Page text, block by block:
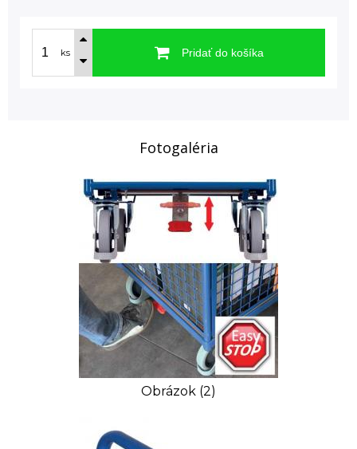
ks Pridať do košíka
Fotogaléria
Obrázok (2)